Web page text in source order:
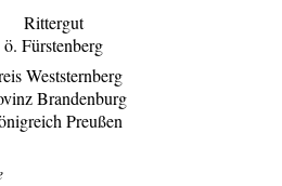
Rittergut
ö. Fürstenberg
Weststernberg
Brandenburg
Preußen